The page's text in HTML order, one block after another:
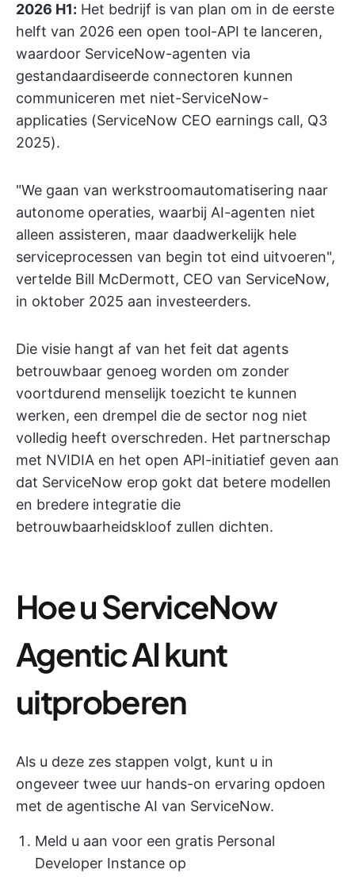
2026 H1: Het bedrijf is van plan om in de eerste
helft van 2026 een open tool-API te lanceren,
waardoor ServiceNow-agenten via
gestandaardiseerde connectoren kunnen
communiceren met niet-ServiceNow-
applicaties (ServiceNow CEO earnings call, Q3
2025).
"We gaan van werkstroomautomatisering naar
autonome operaties, waarbij AI-agenten niet
alleen assisteren, maar daadwerkelijk hele
serviceprocessen van begin tot eind uitvoeren",
vertelde Bill McDermott, CEO van ServiceNow,
in oktober 2025 aan investeerders.
Die visie hangt af van het feit dat agents
betrouwbaar genoeg worden om zonder
voortdurend menselijk toezicht te kunnen
werken, een drempel die de sector nog niet
volledig heeft overschreden. Het partnerschap
met NVIDIA en het open API-initiatief geven aan
dat ServiceNow erop gokt dat betere modellen
en bredere integratie die
betrouwbaarheidskloof zullen dichten.
Hoe u ServiceNow
Agentic AI kunt
uitproberen
Als u deze zes stappen volgt, kunt u in
ongeveer twee uur hands-on ervaring opdoen
met de agentische AI van ServiceNow.
Meld u aan voor een gratis Personal
Developer Instance op